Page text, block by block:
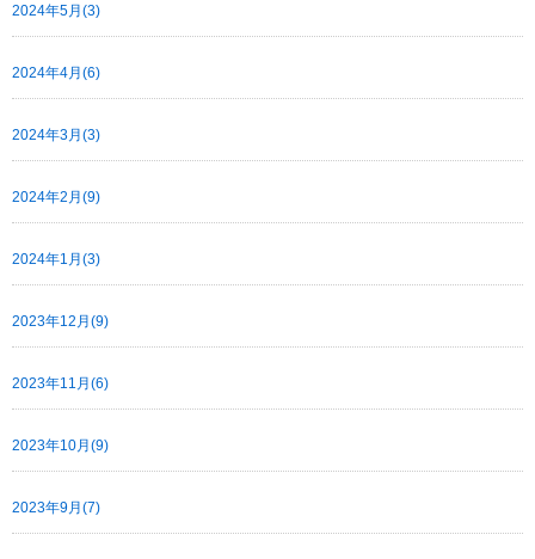
2024年5月(3)
2024年4月(6)
2024年3月(3)
2024年2月(9)
2024年1月(3)
2023年12月(9)
2023年11月(6)
2023年10月(9)
2023年9月(7)